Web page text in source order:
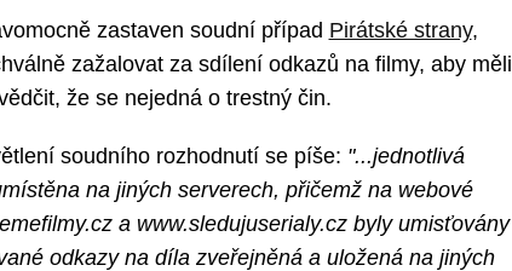
zastaven soudní případ Pirátské strany,
zažalovat za sdílení odkazů na filmy, aby měli
že se nejedná o trestný čin.
soudního rozhodnutí se píše: "...jednotlivá
na jiných serverech, přičemž na webové
a www.sledujuserialy.cz byly umisťovány
odkazy na díla zveřejněná a uložená na jiných